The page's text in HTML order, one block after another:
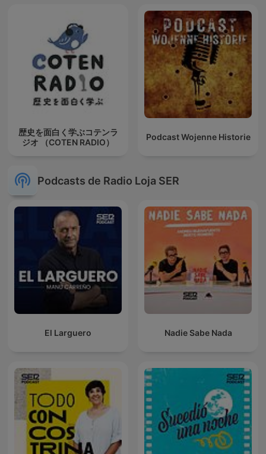
歴史を面白く学ぶコテンラ
ジオ （COTEN RADIO）
Podcast Wojenne Historie
Podcasts de Radio Loja SER
El Larguero Nadie Sabe Nada